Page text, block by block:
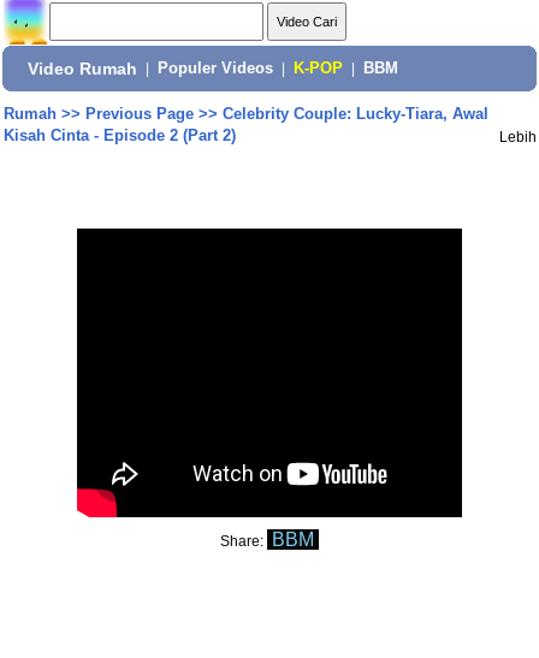
Video Rumah Populer Videos K-POP BBM
Rumah>> Previous Page>> Celebrity Couple: Lucky-Tiara, Awal
Kisah Cinta - Episode 2 (Part 2)
Lebih
Share: BBM